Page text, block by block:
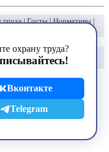
труда|Госты|Нормативы |
ОТ
и пожарной
охрану труда?
Вконтакте
Telegram